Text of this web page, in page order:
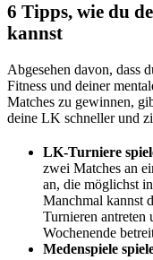
6 Tipps, wie du
kannst
Abgesehen davon, dass
Fitness und deiner
Matches zu gewinnen,
deine LK schneller und
LK-Turniere
zwei Matches an
an, die möglichst
Manchmal kannst
Turnieren antreten
Wochenende
Medenspiele